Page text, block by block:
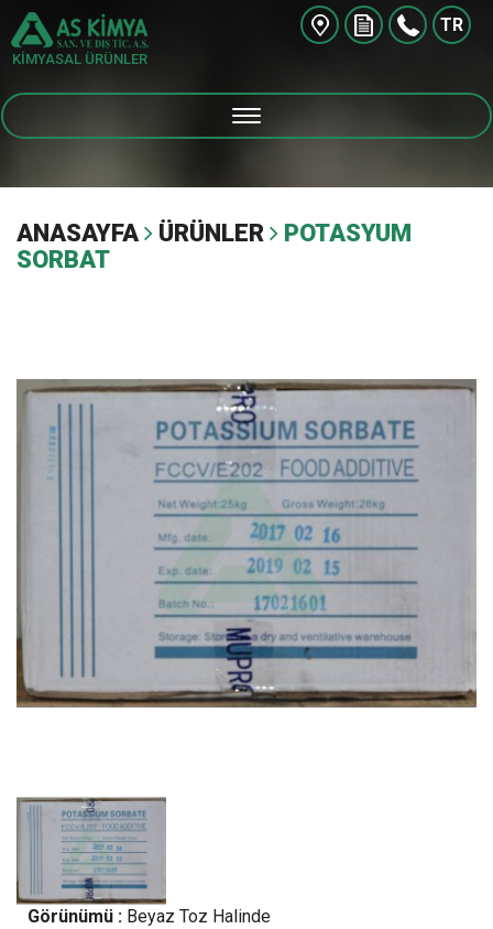
KİMYASAL ÜRÜNLER
TR
ANASAYFA ÜRÜNLER
POTASYUM
SORBAT
Görünümü : Beyaz Toz Halinde